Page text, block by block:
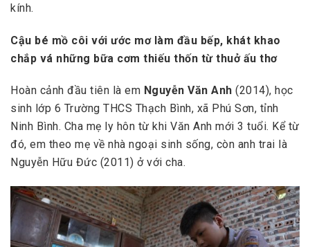
kính.
Cậu bé mồ côi với ước mơ làm đầu bếp, khát khao
chắp vá những bữa cơm thiếu thốn từ thuở ấu thơ
Hoàn cảnh đầu tiên là em Nguyễn Văn Anh (2014), học
sinh lớp 6 Trường THCS Thạch Bình, xã Phú Sơn, tỉnh
Ninh Bình. Cha mẹ ly hôn từ khi Văn Anh mới 3 tuổi. Kể từ
đó, em theo mẹ về nhà ngoại sinh sống, còn anh trai là
Nguyễn Hữu Đức (2011) ở với cha.